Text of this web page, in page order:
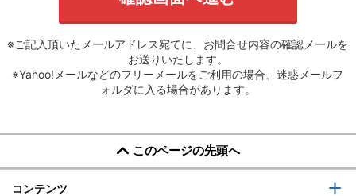
※ご記入頂いたメールアドレス宛てに、お問合せ内容の確認メールを
お送りいたします。
※Yahoo!メールなどのフリーメールをご利用の場合、迷惑メールフ
ォルダに入る場合があります。
このページの先頭へ
コンテンツ